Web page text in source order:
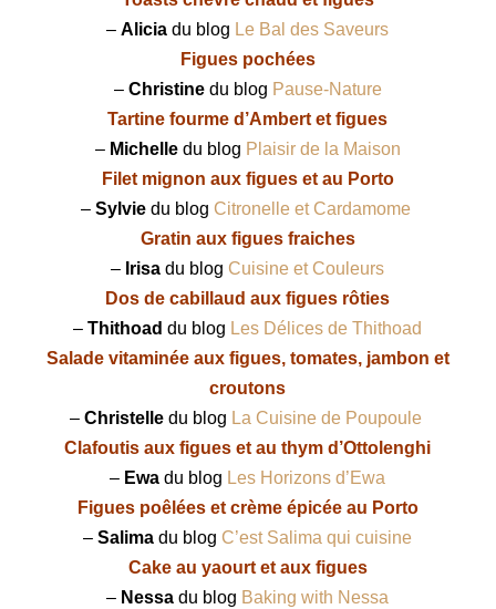
–Alicia du blog Le Bal des Saveurs
Figues pochées
– Christinedu blog Pause-Nature
Tartine fourme d’Ambert et figues
– Michelledu blog Plaisir de la Maison
Filet mignon aux figues et au Porto
– Sylviedu blog Citronelle et Cardamome
Gratin aux figues fraiches
– Irisa du blogCuisine et Couleurs
Dos de cabillaud aux figues rôties
–Thithoad du blog Les Délices de Thithoad
Salade vitaminée aux figues, tomates, jambon et
croutons
– Christelledu blog La Cuisine de Poupoule
Clafoutis aux figues et au thym d’Ottolenghi
– Ewa du blog Les Horizons d’Ewa
Figues poêlées et crème épicée au Porto
–Salima du blogC’est Salima qui cuisine
Cake au yaourt et aux figues
– Nessa du blog Baking with Nessa